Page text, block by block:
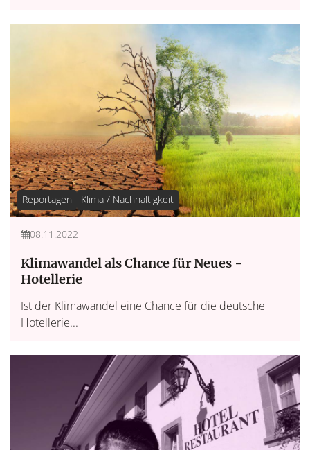
Reportagen Klima / Nachhaltigkeit
08.11.2022
Klimawandel als Chance für Neues -
Hotellerie
Ist der Klimawandel eine Chance für die deutsche
Hotellerie...